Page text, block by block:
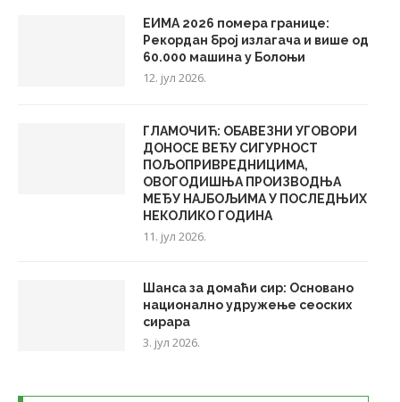
ЕИМА 2026 помера границе:
Рекордан број излагача и више од
60.000 машина у Болоњи
12. јул 2026.
ГЛАМОЧИЋ: ОБАВЕЗНИ УГОВОРИ
ДОНОСЕ ВЕЋУ СИГУРНОСТ
ПОЉОПРИВРЕДНИЦИМА,
ОВОГОДИШЊА ПРОИЗВОДЊА
МЕЂУ НАЈБОЉИМА У ПОСЛЕДЊИХ
НЕКОЛИКО ГОДИНА
11. јул 2026.
Шанса за домаћи сир: Основано
национално удружење сеоских
сирара
3. јул 2026.